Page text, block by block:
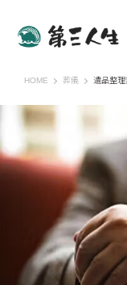
HOME 第三人生 〜寄り道
葬儀 遺品整理